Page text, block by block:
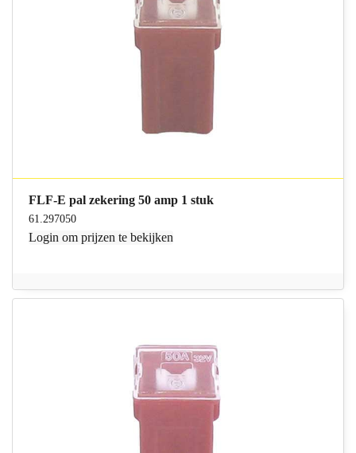
FLF-E pal zekering 50 amp 1 stuk
61.297050
Login om prijzen te bekijken